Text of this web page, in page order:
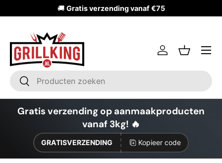
Ga naar inhoud
🚚 Gratis verzending vanaf €75
Zoeken
Zoeken
InloggenMandje
Gratis verzending op aanmaakproducten
vanaf 3kg! 🔥
GRATISVERZENDING Kopieer code